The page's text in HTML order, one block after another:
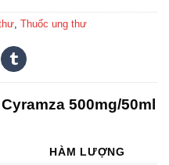
Thuốc ung thư
500mg/50ml
HÀM LƯỢNG